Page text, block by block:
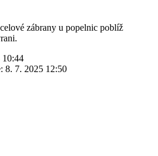
zábrany u popelnic poblíž
10:44
8. 7. 2025 12:50